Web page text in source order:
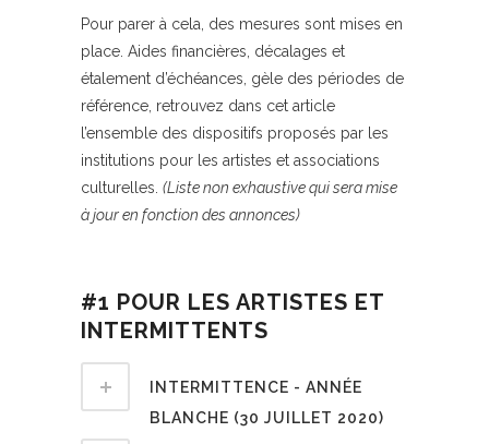
Pour parer à cela, des mesures sont mises en
place. Aides financières, décalages et
étalement d’échéances, gèle des périodes de
référence, retrouvez dans cet article
l’ensemble des dispositifs proposés par les
institutions pour les artistes et associations
culturelles. (Liste non exhaustive qui sera mise
à jour en fonction des annonces)
#1 POUR LES ARTISTES ET
INTERMITTENTS
INTERMITTENCE - ANNÉE
BLANCHE (30 JUILLET 2020)